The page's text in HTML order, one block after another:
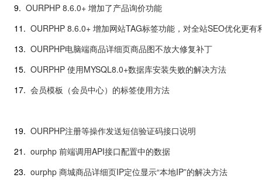
9. OURPHP 8.6.0+ 增加了产品询价功能
11. OURPHP 8.6.0+ 增加网站TAG标签功能，对全站SEO优化更有
13. OURPHP电脑端商品详细页商品图不放大修复补丁
15. OURPHP 使用MYSQL8.0+数据库安装失败的解决方法
17. 会员模板（会员中心）的标签使用方法
19. OURPHP注册等操作发送短信验证码接口说明
21. ourphp 前端调用API接口配置中的数据
23. ourphp 商城商品详细页IP定位显示“本地IP”的解决方法